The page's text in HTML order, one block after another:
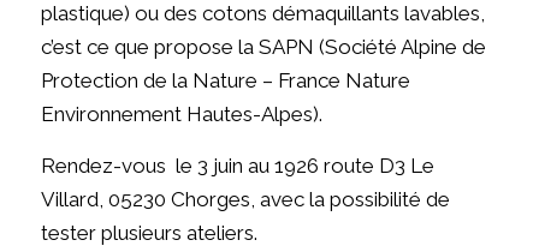
plastique) ou des cotons démaquillants lavables,
c’est ce que propose la SAPN (Société Alpine de
Protection de la Nature – France Nature
Environnement Hautes-Alpes).
Rendez-vous le 3 juin au 1926 route D3 Le
Villard, 05230 Chorges, avec la possibilité de
tester plusieurs ateliers.